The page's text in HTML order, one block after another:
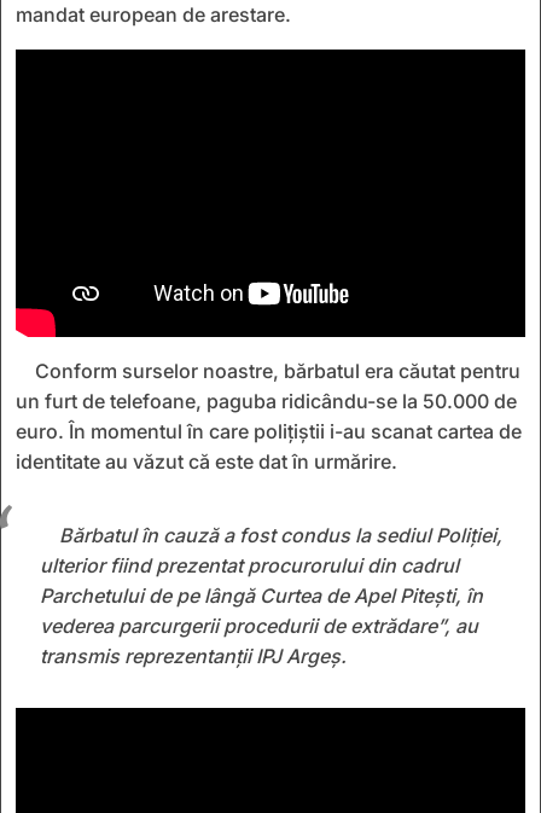
mandat european de arestare.
Conform surselor noastre, bărbatul era căutat pentru
un furt de telefoane, paguba ridicându-se la 50.000 de
euro. În momentul în care polițiștii i-au scanat cartea de
identitate au văzut că este dat în urmărire.
Bărbatul în cauză a fost condus la sediul Poliției,
ulterior fiind prezentat procurorului din cadrul
Parchetului de pe lângă Curtea de Apel Pitești, în
vederea parcurgerii procedurii de extrădare”, au
transmis reprezentanții IPJ Argeș.